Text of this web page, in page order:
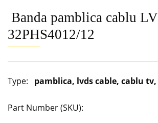
Banda pamblica cablu
32PHS4012/12
Type: pamblica, lvds cable, cablu tv,
Part Number (SKU):